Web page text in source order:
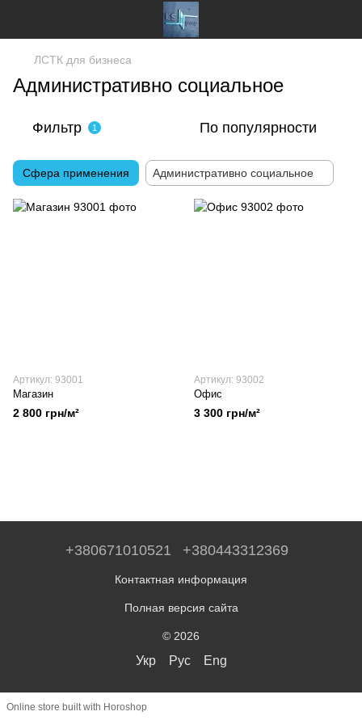
ЛСТК для бизнеса
Административно социальное
Фильтр 1 По популярности
Сфера применения Административно социальное
Артикул: 93001
Магазин
2 800 грн/м²
Артикул: 93002
Офис
3 300 грн/м²
+380671010521 +380443312369
Контактная информация
Полная версия сайта
© 2026
Укр Рус Eng
Online store built with Horoshop